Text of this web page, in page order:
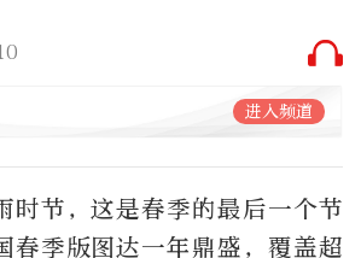
进入频道
时节，这是春季的最后一个节
春季版图达一年鼎盛，覆盖超